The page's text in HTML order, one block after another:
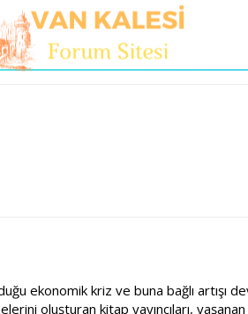
ekonomik kriz ve buna bağlı
oluşturan kitap yayıncıları, yaşanan